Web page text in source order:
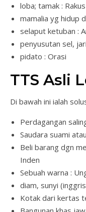
loba; tamak : Rakus
mamalia yg hidup
selaput ketuban :
penyusutan sel,
pidato : Orasi
TTS Asli
Di bawah ini ialah
Perdagangan
Saudara suami
Beli barang dgn
Inden
Sebuah warna :
diam, sunyi
Kotak dari kertas